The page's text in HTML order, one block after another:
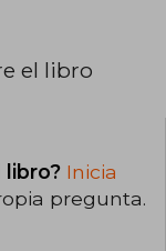
el libro
libro? Inicia
pregunta.